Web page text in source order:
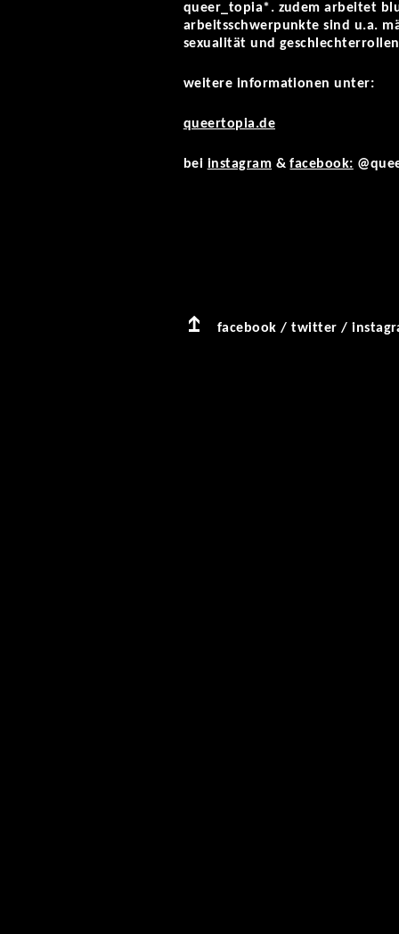
queer_topia*. zudem arbeitet
arbeitsschwerpunkte sind u.a.
sexualität und
weitere informationen unter:
queertopia.de
bei instagram &facebook:
facebook /twitter /